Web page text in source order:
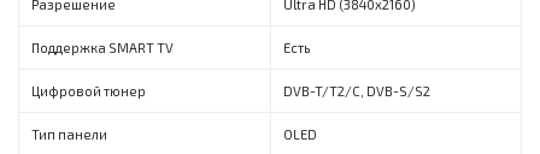
Разрешение Ultra HD (3840x2160)
Поддержка SMART TV Есть
Цифровой тюнер DVB-T/Т2/C, DVB-S/S2
Тип панели OLED